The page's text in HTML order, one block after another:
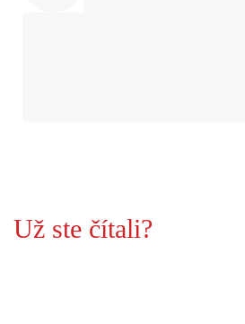
Už ste čítali?